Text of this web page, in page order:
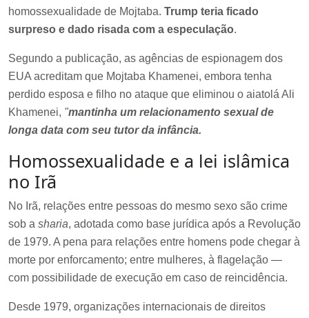
homossexualidade de Mojtaba. Trump teria ficado
surpreso e dado risada com a especulação.
Segundo a publicação, as agências de espionagem dos
EUA acreditam que Mojtaba Khamenei, embora tenha
perdido esposa e filho no ataque que eliminou o aiatolá Ali
Khamenei, "mantinha um relacionamento sexual de
longa data com seu tutor da infância.
Homossexualidade e a lei islâmica
no Irã
No Irã, relações entre pessoas do mesmo sexo são crime
sob a sharia, adotada como base jurídica após a Revolução
de 1979. A pena para relações entre homens pode chegar à
morte por enforcamento; entre mulheres, à flagelação —
com possibilidade de execução em caso de reincidência.
Desde 1979, organizações internacionais de direitos